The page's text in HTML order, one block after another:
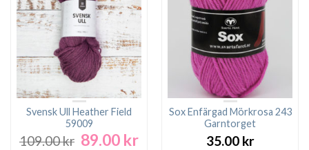
Svensk Ull Heather Field
59009
109.00kr Det
89.00 krDet
Sox Enfärgad Mörkrosa 243
Garntorget
35.00 kr